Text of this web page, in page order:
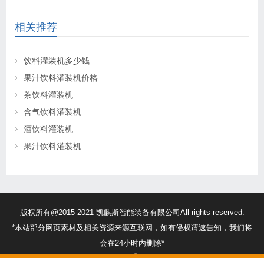
相关推荐
饮料灌装机多少钱
果汁饮料灌装机价格
茶饮料灌装机
含气饮料灌装机
酒饮料灌装机
果汁饮料灌装机
版权所有@2015-2021 凯麒斯智能装备有限公司All rights reserved.
*本站部分网页素材及相关资源来源互联网，如有侵权请速告知，我们将
会在24小时内删除*